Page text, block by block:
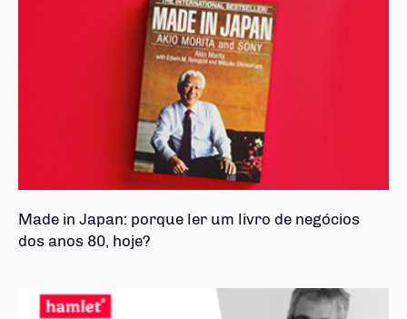
Made in Japan: porque ler um livro de negócios
dos anos 80, hoje?